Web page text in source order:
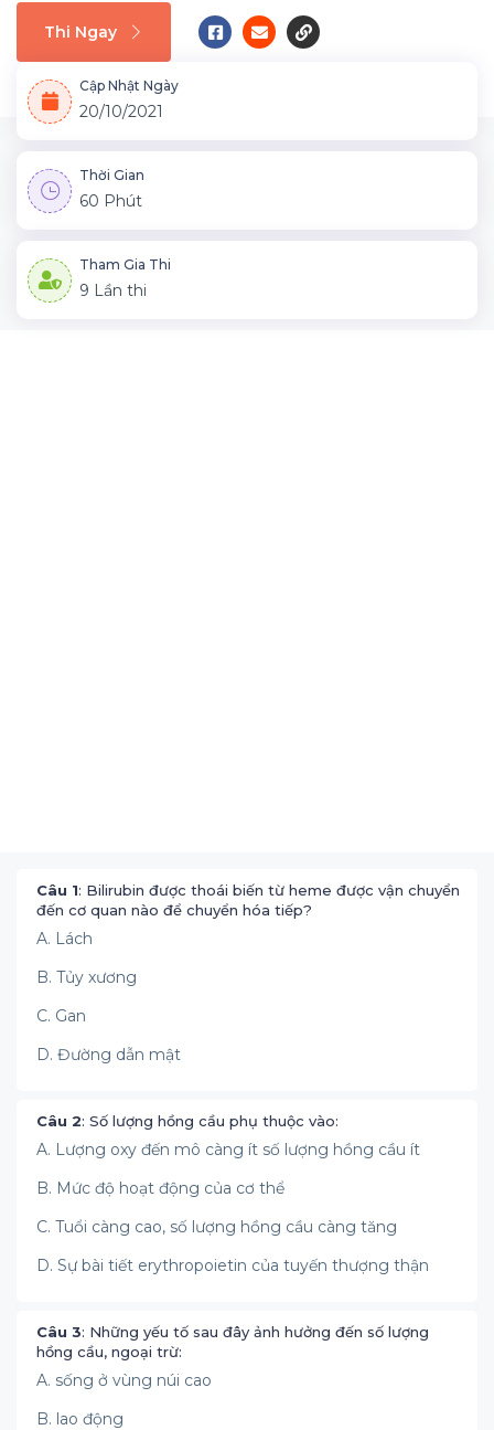
Thi Ngay
Cập Nhật Ngày
20/10/2021
Thời Gian
60 Phút
Tham Gia Thi
9 Lần thi
Câu 1: Bilirubin được thoái biến từ heme được vận chuyển
đến cơ quan nào để chuyển hóa tiếp?
A. Lách
B. Tủy xương
C. Gan
D. Đường dẫn mật
Câu 2: Số lượng hồng cầu phụ thuộc vào:
A. Lượng oxy đến mô càng ít số lượng hồng cầu ít
B. Mức độ hoạt động của cơ thể
C. Tuổi càng cao, số lượng hồng cầu càng tăng
D. Sự bài tiết erythropoietin của tuyến thượng thận
Câu 3: Những yếu tố sau đây ảnh hưởng đến số lượng
hồng cầu, ngoại trừ:
A. sống ở vùng núi cao
B. lao động